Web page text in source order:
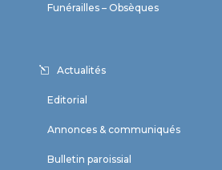
Funérailles – Obsèques
Actualités
Editorial
Annonces & communiqués
Bulletin paroissial